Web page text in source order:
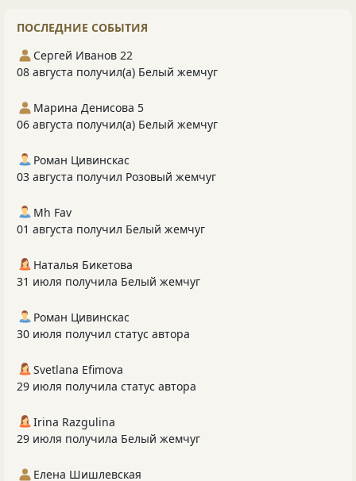
ПОСЛЕДНИЕ СОБЫТИЯ
Сергей Иванов 22
08 августа получил(а) Белый жемчуг
Марина Денисова 5
06 августа получил(а) Белый жемчуг
Роман Цивинскас
03 августа получил Розовый жемчуг
Mh Fav
01 августа получил Белый жемчуг
Наталья Бикетова
31 июля получила Белый жемчуг
Роман Цивинскас
30 июля получил статус автора
Svetlana Efimova
29 июля получила статус автора
Irina Razgulina
29 июля получила Белый жемчуг
Елена Шишлевская